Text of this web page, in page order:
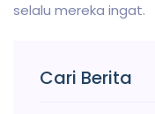
selalu mereka ingat.
Cari Berita